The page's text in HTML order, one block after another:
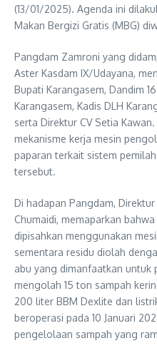
(13/01/2025). Agenda ini
Makan Bergizi Gratis (MBG)
Pangdam Zamroni yang
Aster Kasdam IX/Udayana,
Bupati Karangasem, Dandim
Karangasem, Kadis DLH
serta Direktur CV Setia
mekanisme kerja mesin
paparan terkait sistem
tersebut.
Di hadapan Pangdam,
Chumaidi, memaparkan
dipisahkan menggunakan
sementara residu diolah
abu yang dimanfaatkan untuk
mengolah 15 ton sampah
200 liter BBM Dexlite dan
beroperasi pada 10 Januari
pengelolaan sampah yang